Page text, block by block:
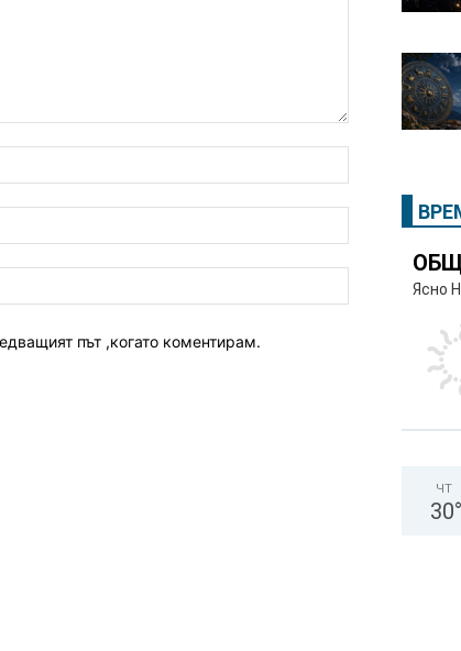
път ,когато коментирам.
Ясно
ЧТ
30°